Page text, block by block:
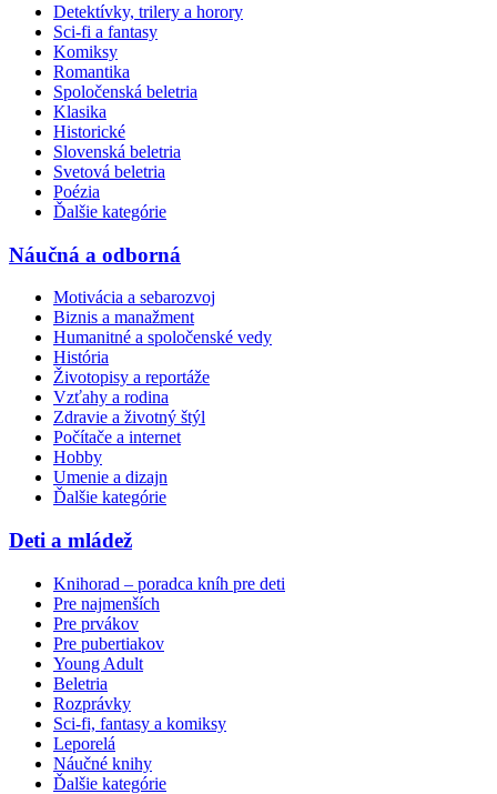
Detektívky, trilery a horory
Sci-fi a fantasy
Komiksy
Romantika
Spoločenská beletria
Klasika
Historické
Slovenská beletria
Svetová beletria
Poézia
Ďalšie kategórie
Náučná a odborná
Motivácia a sebarozvoj
Biznis a manažment
Humanitné a spoločenské vedy
História
Životopisy a reportáže
Vzťahy a rodina
Zdravie a životný štýl
Počítače a internet
Hobby
Umenie a dizajn
Ďalšie kategórie
Deti a mládež
Knihorad – poradca kníh pre deti
Pre najmenších
Pre prvákov
Pre pubertiakov
Young Adult
Beletria
Rozprávky
Sci-fi, fantasy a komiksy
Leporelá
Náučné knihy
Ďalšie kategórie